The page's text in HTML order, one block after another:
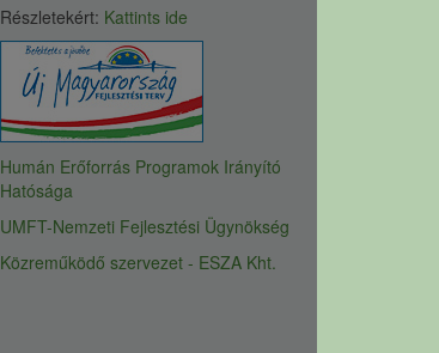
Részletekért: Kattints ide
Humán Erőforrás Programok Irányító
Hatósága
UMFT-Nemzeti Fejlesztési Ügynökség
Közreműködő szervezet - ESZA Kht.